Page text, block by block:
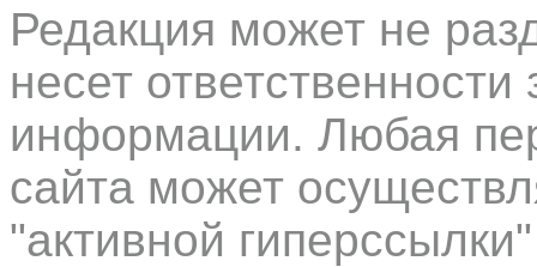
Редакция может не
несет
информации. Любая
сайта может
"активной